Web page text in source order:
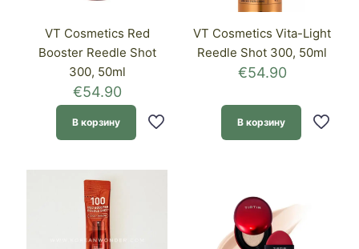
VT Cosmetics Red
Booster Reedle Shot
300, 50ml
€54.90
В корзину
VT Cosmetics Vita-Light
Reedle Shot 300, 50ml
€54.90
В корзину